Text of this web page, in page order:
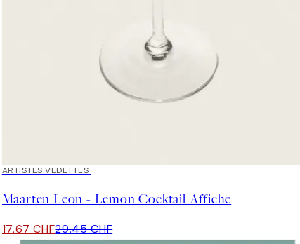
40%*
ARTISTES VEDETTES
Maarten Leon - Lemon Cocktail Affiche
17.67 CHF29.45 CHF